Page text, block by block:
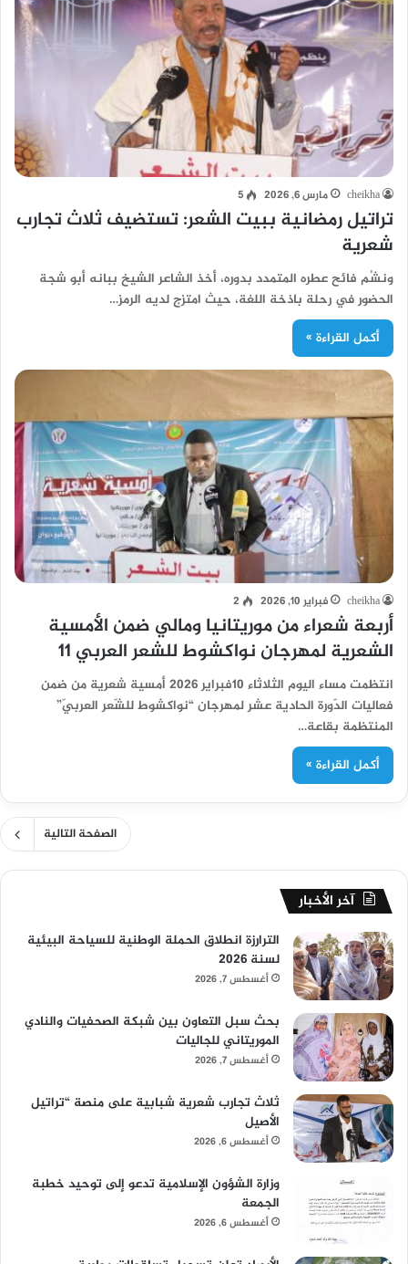
cheikha مارس 6, 2026 5
تراتيل رمضانية ببيت الشعر: تستضيف ثلاث تجارب
شعرية
ونشُم فائح عطره المتمدد بدوره، أخذ الشاعر الشيخ ببانه أبو شجة
الحضور في رحلة باذخة اللغة، حيث امتزج لديه الرمز…
أكمل القراءة »
cheikha فبراير 10, 2026 2
أربعة شعراء من موريتانيا ومالي ضمن الأمسية
الشعرية لمهرجان نواكشوط للشعر العربي 11
انتظمت مساء اليوم الثلاثاء 10فبراير 2026 أمسية شعرية من ضمن
فعاليات الدّورة الحادية عشر لمهرجان “نواكشوط للشّعر العربيّ”
المنتظمة بقاعة…
أكمل القراءة »
الصفحة التالية
آخر الأخبار
الترارزة انطلاق الحملة الوطنية للسياحة البيئية
لسنة 2026
أغسطس 7, 2026
بحث سبل التعاون بين شبكة الصحفيات والنادي
الموريتاني للجاليات
أغسطس 7, 2026
ثلاث تجارب شعرية شبابية على منصة “تراتيل
الأصيل
أغسطس 6, 2026
وزارة الشؤون الإسلامية تدعو إلى توحيد خطبة
الجمعة
أغسطس 6, 2026